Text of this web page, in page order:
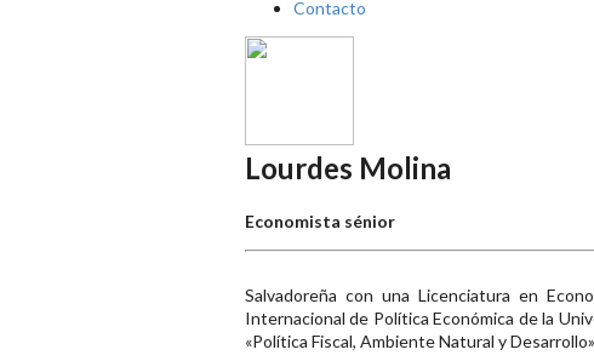
Contacto
Lourdes Molina
Economista sénior
Salvadoreña con una Licenciatura en
Internacional de Política Económica de la
«Política Fiscal, Ambiente Natural y